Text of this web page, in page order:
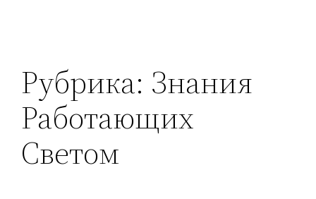
Рубрика: Знания
Работающих
Светом